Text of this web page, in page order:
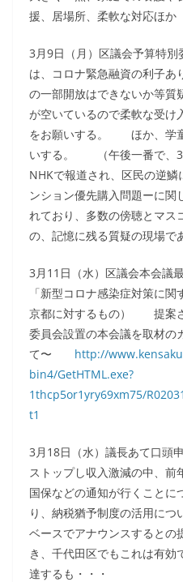
援、居場所、柔軟な対応ほか
3月9日（月）区議会予算特
は、コロナ緊急融資の利子あ
の一部開放はできないか等
が空いているので柔軟な受け
をお願いする。 ほか、学
いする。 （午後一番で、3/
NHKで報道され、区民の逆
ンション優先購入問題ーに関
れており、多数の傍聴とマス
の、記憶に残る質疑の現場で
3月11日（水）区議会本会議
「新型コロナ感染症対策に
京都に対するもの） 提案
委員会設置の本会議を取材の
て〜 http://
bin4/GetHTML.exe?
1thcp5or1yry69xm75/
t1
3月18日（水）議長あて口
ストップし収入激減の中、
国保などの通知が行くことに
り、納税猶予制度の活用に
ベースでアナウンスするとの
き、千代田区でもこれは有
達するも・・・